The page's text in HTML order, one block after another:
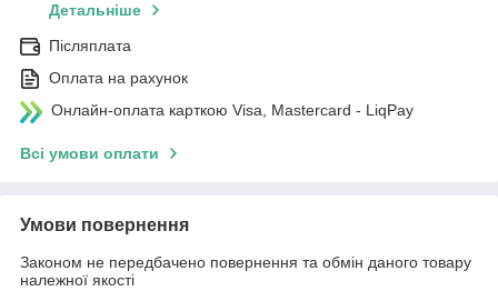
Детальніше
Післяплата
Оплата на рахунок
Онлайн-оплата карткою Visa, Mastercard - LiqPay
Всі умови оплати
Умови повернення
Законом не передбачено повернення та обмін даного товару
належної якості